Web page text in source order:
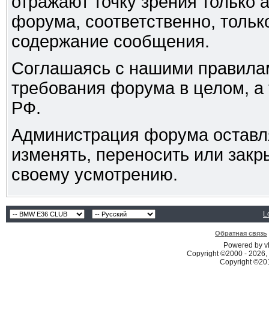
форума, соответственно,
содержание сообщения.
Соглашаясь с нашими
требования форума в целом, а
РФ.
Администрация форума
изменять, переносить или
своему усмотрению.
Обратная связь
Powered by
Copyright ©2000 -
Copyright